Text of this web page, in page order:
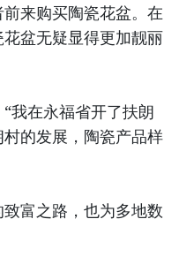
来购买陶瓷花盆。在
盆无疑显得更加靓丽
我在永福省开了扶朗
的发展，陶瓷产品样
富之路，也为多地数